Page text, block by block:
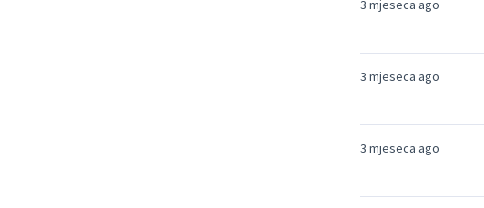
3 mjeseca ago
3 mjeseca ago
3 mjeseca ago